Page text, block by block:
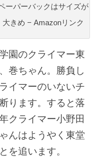
ーパーバックはサイズが
大きめ − Amazonリンク
園のクライマー東
巻ちゃん。勝負し
イマーのいないチ
ります。すると落
クライマー小野田
んはようやく東堂
を追います。